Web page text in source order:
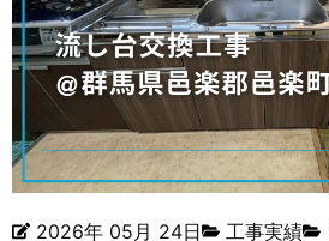
2026年 05月 24日 工事実績